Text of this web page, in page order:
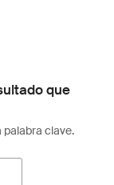
que
clave.